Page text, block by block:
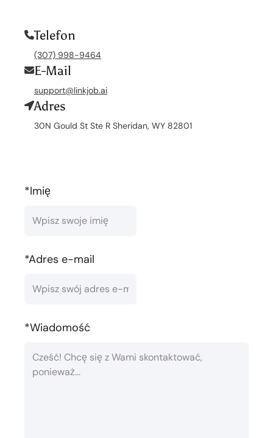
*Imię
*Adres e-mail
*Wiadomość
Telefon
(307) 998-9464
E-Mail
support@linkjob.ai
Adres
30N Gould St Ste R Sheridan, WY 82801